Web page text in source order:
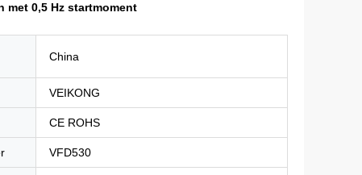
met 0,5 Hz startmoment
China
VEIKONG
CE ROHS
VFD530